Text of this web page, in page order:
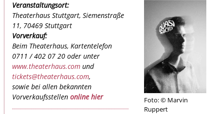
Foto: © Marvin
Ruppert
Veranstaltungsort:
Theaterhaus Stuttgart, Siemenstraße
11, 70469 Stuttgart
Vorverkauf:
Beim Theaterhaus, Kartentelefon
0711 / 402 07 20 oder unter
www.theaterhaus.com und
tickets@theaterhaus.com,
sowie bei allen bekannten
Vorverkaufsstellen online hier